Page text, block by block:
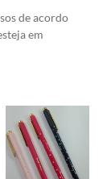
de acordo
em